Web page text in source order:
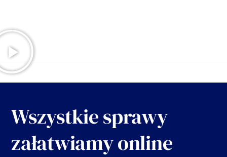
Wszystkie sprawy
załatwiamy online